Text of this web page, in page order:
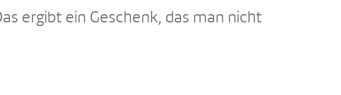
ergibt ein Geschenk, das man nicht